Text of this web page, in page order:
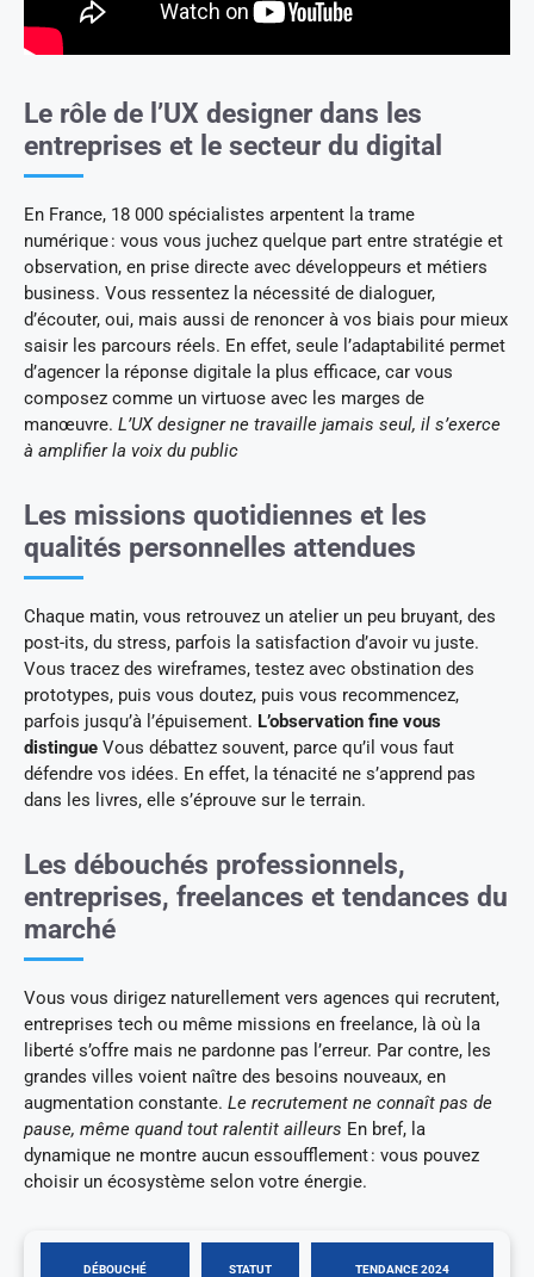
Le rôle de l’UX designer dans les
entreprises et le secteur du digital
En France, 18 000 spécialistes arpentent la trame
numérique : vous vous juchez quelque part entre stratégie et
observation, en prise directe avec développeurs et métiers
business. Vous ressentez la nécessité de dialoguer,
d’écouter, oui, mais aussi de renoncer à vos biais pour mieux
saisir les parcours réels. En effet, seule l’adaptabilité permet
d’agencer la réponse digitale la plus efficace, car vous
composez comme un virtuose avec les marges de
manœuvre. L’UX designer ne travaille jamais seul, il s’exerce
à amplifier la voix du public
Les missions quotidiennes et les
qualités personnelles attendues
Chaque matin, vous retrouvez un atelier un peu bruyant, des
post-its, du stress, parfois la satisfaction d’avoir vu juste.
Vous tracez des wireframes, testez avec obstination des
prototypes, puis vous doutez, puis vous recommencez,
parfois jusqu’à l’épuisement. L’observation fine vous
distingue Vous débattez souvent, parce qu’il vous faut
défendre vos idées. En effet, la ténacité ne s’apprend pas
dans les livres, elle s’éprouve sur le terrain.
Les débouchés professionnels,
entreprises, freelances et tendances du
marché
Vous vous dirigez naturellement vers agences qui recrutent,
entreprises tech ou même missions en freelance, là où la
liberté s’offre mais ne pardonne pas l’erreur. Par contre, les
grandes villes voient naître des besoins nouveaux, en
augmentation constante. Le recrutement ne connaît pas de
pause, même quand tout ralentit ailleurs En bref, la
dynamique ne montre aucun essoufflement : vous pouvez
choisir un écosystème selon votre énergie.
DÉBOUCHÉ STATUT TENDANCE 2024